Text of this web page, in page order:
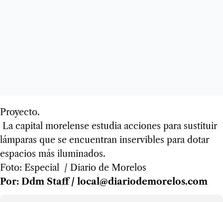
Proyecto.
La capital morelense estudia acciones para sustituir
lámparas que se encuentran inservibles para dotar
espacios más iluminados.
Foto: Especial / Diario de Morelos
Por: Ddm Staff / local@diariodemorelos.com